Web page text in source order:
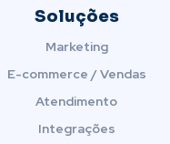
Soluções
Marketing
E-commerce / Vendas
Atendimento
Integrações